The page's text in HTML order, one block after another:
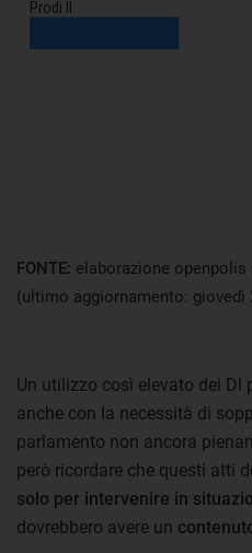
FONTE: elaborazione
(ultimo aggiornamento: giovedì
Un utilizzo così elevato dei Dl
anche con la necessità di
parlamento non ancora
però ricordare che questi atti
solo per intervenire in
dovrebbero avere un